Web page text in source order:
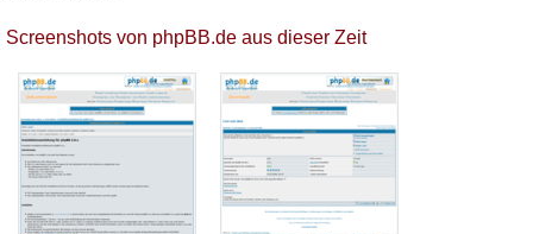
Screenshots von phpBB.de aus dieser Zeit